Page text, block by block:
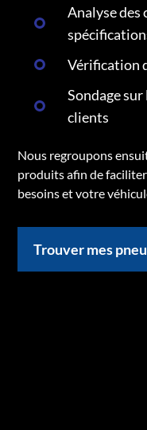
Analyse des
Vérification
Sondage
clients
Nous regroupons
produits afin de
besoins et votre
Trouver mes